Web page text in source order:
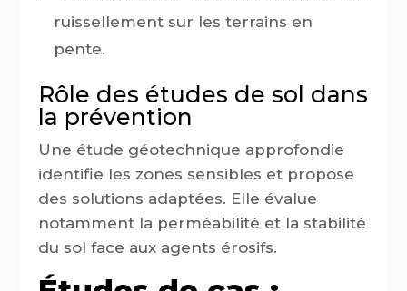
ruissellement sur les terrains en
pente.
Rôle des études de sol dans
la prévention
Une étude géotechnique approfondie
identifie les zones sensibles et propose
des solutions adaptées. Elle évalue
notamment la perméabilité et la stabilité
du sol face aux agents érosifs.